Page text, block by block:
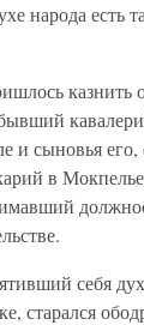
народа есть
казнить
и сыновья
в
себя
старался